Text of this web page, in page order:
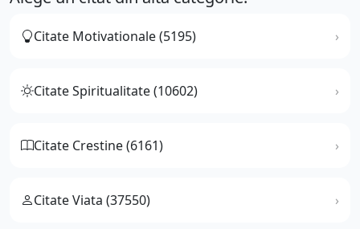
Citate Motivationale (5195)
Citate Spiritualitate (10602)
Citate Crestine (6161)
Citate Viata (37550)